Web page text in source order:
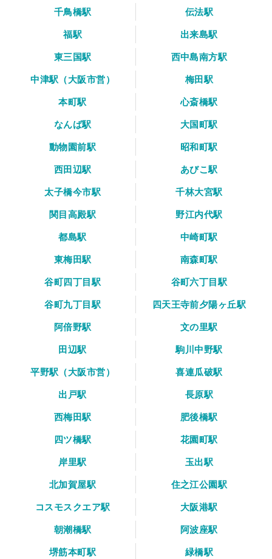
千鳥橋駅
伝法駅
福駅
出来島駅
東三国駅
西中島南方駅
中津駅（大阪市営）
梅田駅
本町駅
心斎橋駅
なんば駅
大国町駅
動物園前駅
昭和町駅
西田辺駅
あびこ駅
太子橋今市駅
千林大宮駅
関目高殿駅
野江内代駅
都島駅
中崎町駅
東梅田駅
南森町駅
谷町四丁目駅
谷町六丁目駅
谷町九丁目駅
四天王寺前夕陽ヶ丘駅
阿倍野駅
文の里駅
田辺駅
駒川中野駅
平野駅（大阪市営）
喜連瓜破駅
出戸駅
長原駅
西梅田駅
肥後橋駅
四ツ橋駅
花園町駅
岸里駅
玉出駅
北加賀屋駅
住之江公園駅
コスモスクエア駅
大阪港駅
朝潮橋駅
阿波座駅
堺筋本町駅
緑橋駅